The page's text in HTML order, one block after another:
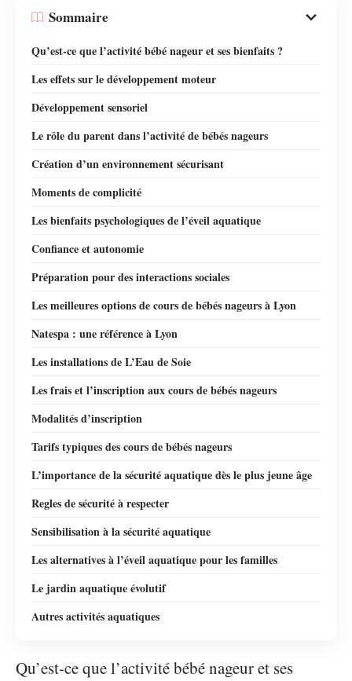
Sommaire
Qu’est-ce que l’activité bébé nageur et ses bienfaits ?
Les effets sur le développement moteur
Développement sensoriel
Le rôle du parent dans l’activité de bébés nageurs
Création d’un environnement sécurisant
Moments de complicité
Les bienfaits psychologiques de l’éveil aquatique
Confiance et autonomie
Préparation pour des interactions sociales
Les meilleures options de cours de bébés nageurs à Lyon
Natespa : une référence à Lyon
Les installations de L’Eau de Soie
Les frais et l’inscription aux cours de bébés nageurs
Modalités d’inscription
Tarifs typiques des cours de bébés nageurs
L’importance de la sécurité aquatique dès le plus jeune âge
Regles de sécurité à respecter
Sensibilisation à la sécurité aquatique
Les alternatives à l’éveil aquatique pour les familles
Le jardin aquatique évolutif
Autres activités aquatiques
Qu’est-ce que l’activité bébé nageur et ses